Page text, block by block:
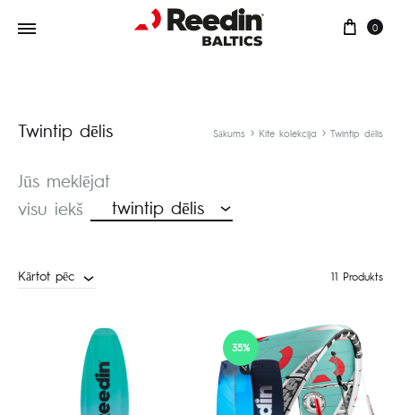
0
Twintip dēlis Sākums Kite kolekcija Twintip dēlis
Jūs meklējat
visu iekš
twintip dēlis
Kārtot pēc 11 Produkts
35%